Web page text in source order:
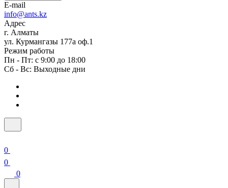
E-mail
info@ants.kz
Адрес
г. Алматы
ул. Курмангазы 177а оф.1
Режим работы
Пн - Пт: с 9:00 до 18:00
Сб - Вс: Выходные дни
0
0
0